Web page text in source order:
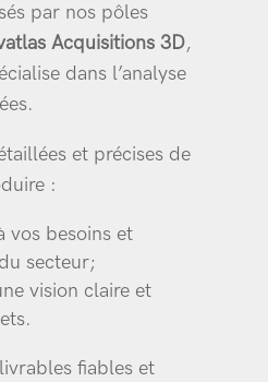
par nos pôles
Acquisitions 3D,
dans l’analyse
et précises de
:
vos besoins et
secteur;
vision claire et
fiables et